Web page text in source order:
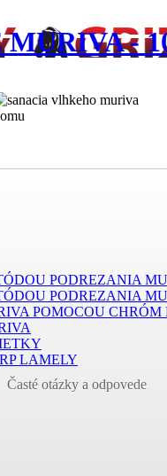
-
PODREZANIA
PODREZANIA
POMOCOU
LAMELY
Časté otázky a odpovede